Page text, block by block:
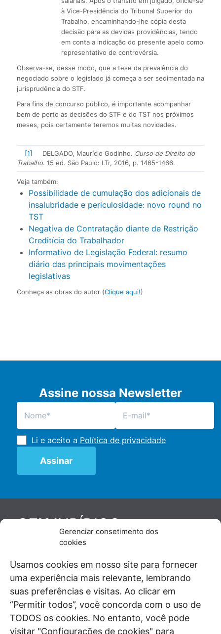
Gerenciar consetimento dos
cookies
Usamos cookies em nosso site para fornecer
uma experiência mais relevante, lembrando
suas preferências e visitas. Ao clicar em
“Permitir todos”, você concorda com o uso de
TODOS os cookies. No entanto, você pode
visitar "Configurações de cookies" para
à Vice-Presidência do Tribunal Superior do
Trabalho, encaminhando-lhe cópia desta
decisão para as devidas providências, tendo
em conta a indicação do presente apelo como
representativo de controvérsia.
Observa-se, desse modo, que a tese da prevalência do
negociado sobre o legislado já começa a ser sedimentada na
jurisprudência do STF.
Para fins de concurso público, é importante acompanhar
bem de perto as decisões do STF e do TST nos próximos
meses, pois certamente teremos muitas novidades.
[1] DELGADO, Maurício Godinho. Curso de Direito do
Trabalho. 15 ed. São Paulo: LTr, 2016, p. 1465-1466.
Veja também:
Possibilidade de cumulação dos adicionais de
insalubridade e periculosidade: novo round no
TST
Negativa de Contratação diante de Restrição
Creditícia do Trabalhador
Informativo de Legislação Federal: resumo
diário das principais movimentações
legislativas
Conheça as obras do autor (Clique aqui!)
Assine nossa Newsletter
Li e aceito a Política de privacidade
GENJURÍDICO
De maneira independente, os autores e
juristas e doutrinadores nacionais, se posicionam
diante de questões relevantes do cotidiano e
universo jurídico.